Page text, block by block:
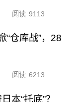
阅读 9113
“仓库战”，28
阅读 6213
本“托底”？